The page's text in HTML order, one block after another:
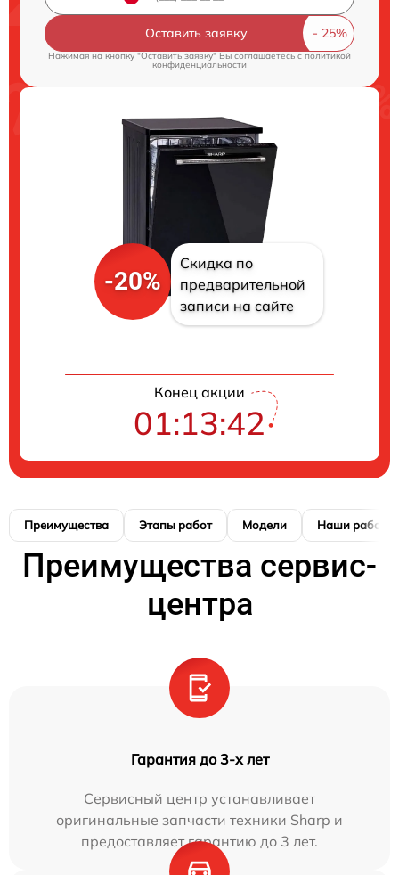
Оставить заявку
Нажимая на кнопку "Оставить заявку" Вы соглашаетесь cполитикой
конфиденциальности
-20%
Скидка по
предварительной
записи на сайте
Конец акции
01:13:41
Преимущества Этапы работ Модели Наши работы
Преимущества сервис-
центра
Гарантия до 3-х лет
Сервисный центр устанавливает
оригинальные запчасти техники Sharp и
предоставляет гарантию до 3 лет.